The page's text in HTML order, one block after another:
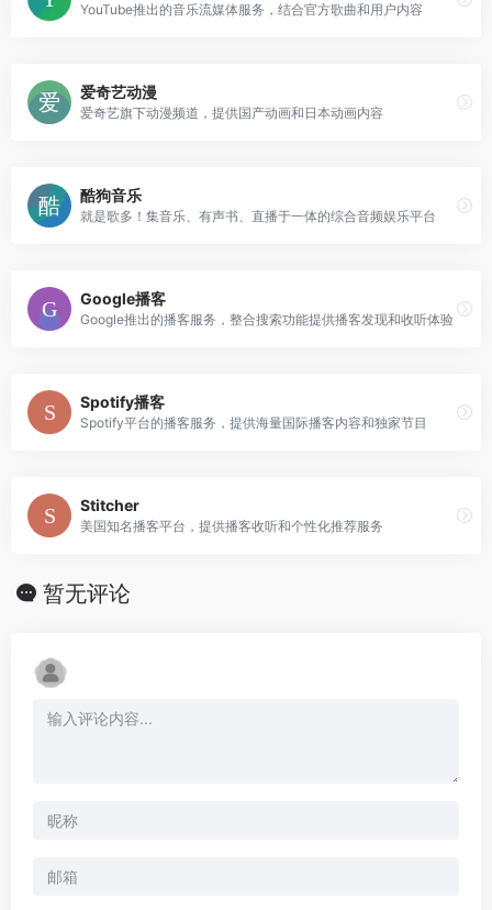
YouTube推出的音乐流媒体服务，结合官方歌曲和用户内容
爱奇艺动漫
爱奇艺旗下动漫频道，提供国产动画和日本动画内容
酷狗音乐
就是歌多！集音乐、有声书、直播于一体的综合音频娱乐平台
Google播客
Google推出的播客服务，整合搜索功能提供播客发现和收听体验
Spotify播客
Spotify平台的播客服务，提供海量国际播客内容和独家节目
Stitcher
美国知名播客平台，提供播客收听和个性化推荐服务
暂无评论